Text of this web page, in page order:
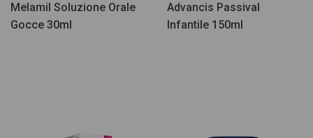
Melamil Soluzione Orale
Gocce 30ml
Advancis Passival
Infantile 150ml